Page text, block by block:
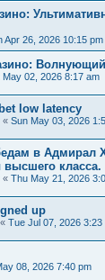
Apr 26, 2026 10:15 pm
May 02, 2026 8:17 am
low latency
« Sun May 03, 2026
в Адмирал
класса.
« Thu May 21, 2026
up
« Tue Jul 07, 2026 3:23
08, 2026 7:40 pm